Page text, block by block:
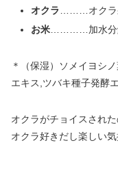
オクラ
………オクラ
お米…………加水分
＊（保湿）ソメイヨシ
エキス,ツバキ種子発酵
オクラがチョイスされ
オクラ好きだし楽しい気